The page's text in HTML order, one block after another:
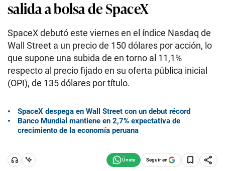
salida a bolsa de SpaceX
SpaceX debutó este viernes en el índice Nasdaq de
Wall Street a un precio de 150 dólares por acción, lo
que supone una subida de en torno al 11,1%
respecto al precio fijado en su oferta pública inicial
(OPI), de 135 dólares por título.
SpaceX despega en Wall Street con un debut récord
Banco Mundial mantiene en 2,7% expectativa de
crecimiento de la economía peruana
Seguir en